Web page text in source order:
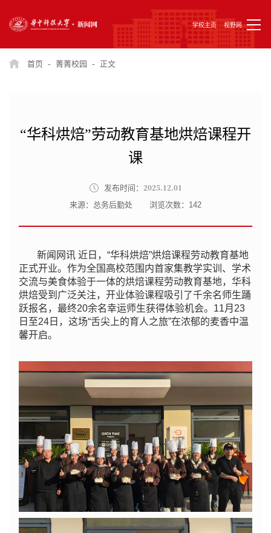
学校主页 视野网
首页 - 菁菁校园 - 正文
“华科烘焙”劳动教育基地烘焙课程开
课
发布时间： 2025.12.01
来源：总务后勤处 浏览次数： 142
新闻网讯 近日，“华科烘焙”烘焙课程劳动教育基地
正式开业。作为全国高校范围内首家集教学实训、学术
交流与美食体验于一体的烘焙课程劳动教育基地，华科
烘焙受到广泛关注，开业体验课程吸引了千余名师生踊
跃报名，最终20余名幸运师生获得体验机会。11月23
日至24日，这场“舌尖上的育人之旅”在浓郁的麦香中温
馨开启。